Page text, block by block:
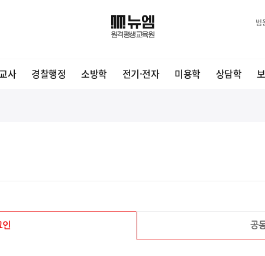
범
사 경찰행정 소방학 전기·전자 미용학 상담학
공